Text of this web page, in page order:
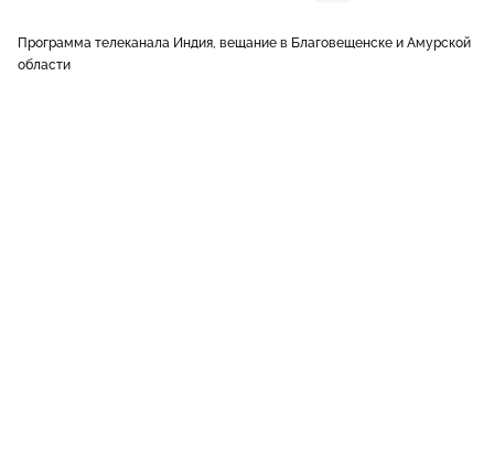
Программа телеканала Индия, вещание в Благовещенске и Амурской
области